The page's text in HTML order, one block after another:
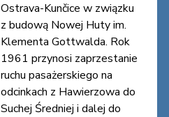
Ostrava-Kunčice w związku
z budową Nowej Huty im.
Klementa Gottwalda. Rok
1961 przynosi zaprzestanie
ruchu pasażerskiego na
odcinkach z Hawierzowa do
Suchej Średniej i dalej do